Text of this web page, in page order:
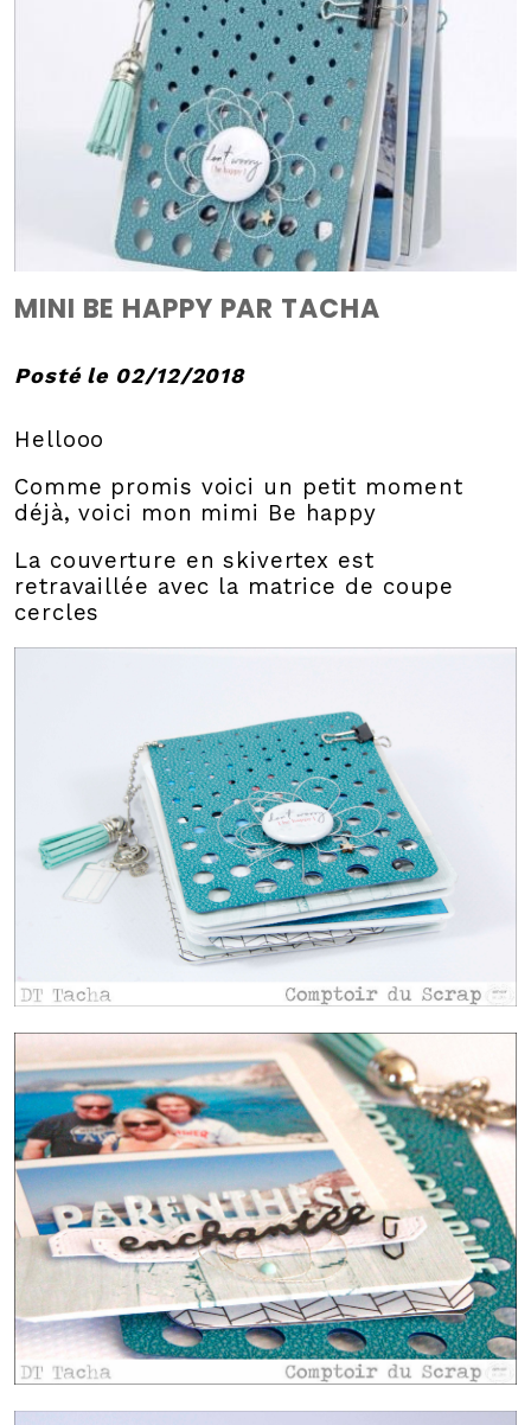
MINI BE HAPPY PAR TACHA
Posté le 02/12/2018
Hellooo
Comme promis voici un petit moment
déjà, voici mon mimi Be happy
La couverture en skivertex est
retravaillée avec la matrice de coupe
cercles